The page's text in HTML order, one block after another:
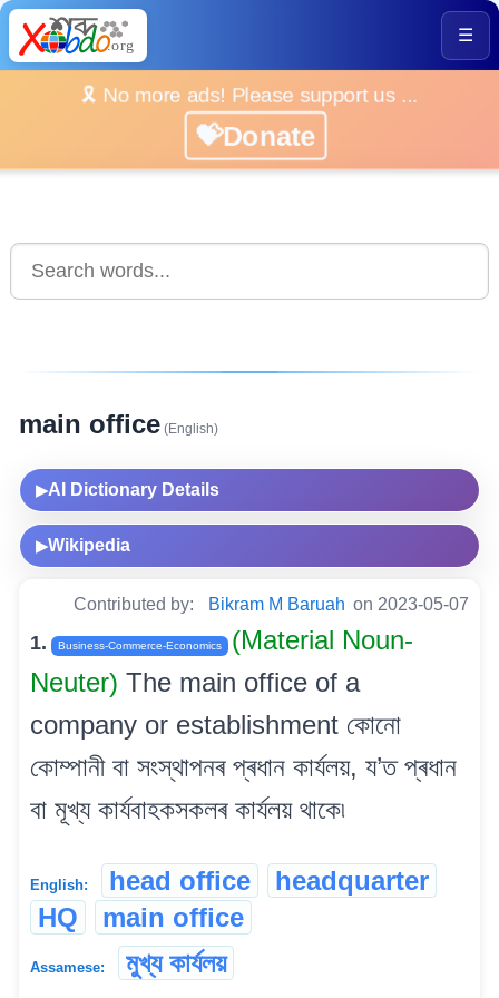
☰
🎗️ No more ads! Please support us ...
💝Donate
main office (English)
▶AI Dictionary Details
▶Wikipedia
Contributed by: Bikram M Baruah on 2023-05-07
1. Business-Commerce-Economics
(Material Noun-
Neuter) The main office of a
company or establishment কোনো
কোম্পানী বা সংস্থাপনৰ প্ৰধান কাৰ্যলয়, য’ত প্ৰধান
বা মূখ্য কাৰ্যবাহকসকলৰ কাৰ্যলয় থাকে৷
English: head office
headquarter
HQ
main office
Assamese: মুখ্য কাৰ্যলয়